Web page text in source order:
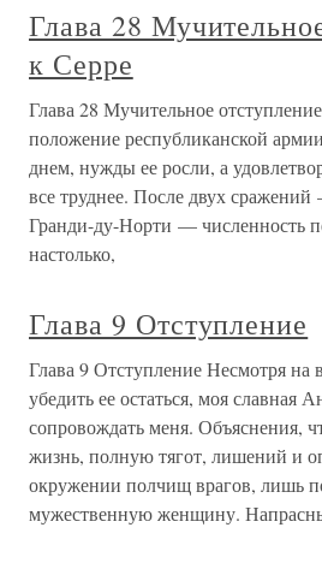
Глава 28
к Серре
Глава 28 Мучительное
положение республиканской
днем, нужды ее росли, а
все труднее. После двух
Гранди-ду-Норти — численность
настолько,
Глава 9 Отступление
Глава 9 Отступление Несмотря на
убедить ее остаться, моя славная
сопровождать меня. Объяснения,
жизнь, полную тягот, лишений и
окружении полчищ врагов, лишь
мужественную женщину.